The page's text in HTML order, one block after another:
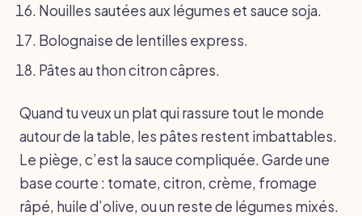
Nouilles sautées aux légumes et sauce soja.
Bolognaise de lentilles express.
Pâtes au thon citron câpres.
Quand tu veux un plat qui rassure tout le monde
autour de la table, les pâtes restent imbattables.
Le piège, c’est la sauce compliquée. Garde une
base courte : tomate, citron, crème, fromage
râpé, huile d’olive, ou un reste de légumes mixés.